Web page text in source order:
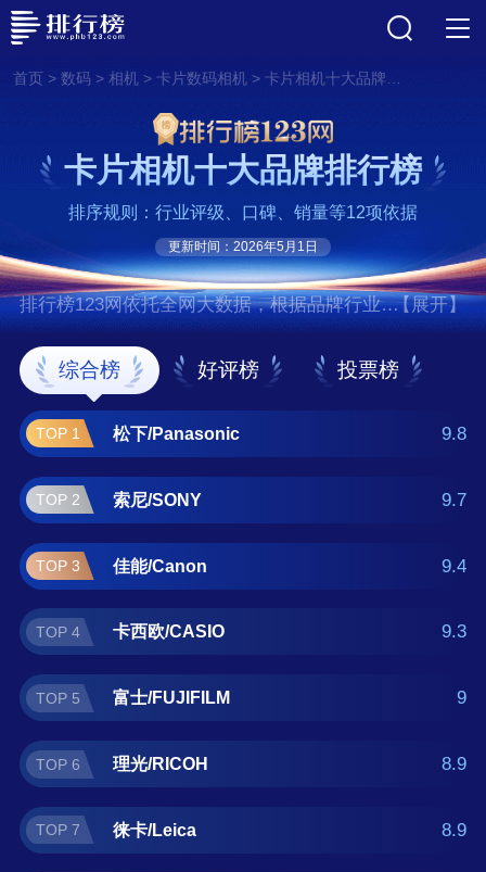
首页> 数码> 相机> 卡片数码相机> 卡片相机十大品牌排行榜
卡片相机十大品牌排行榜
排序规则：行业评级、口碑、销量等12项依据
更新时间：2026年5月1日
排行榜123网依托全网大数据，根据品牌行业评
级、口碑、销量等12项指标依据，评选出了卡
片相机十大品牌排行榜，前十名分别是松
下/Panasonic、索尼/SONY、佳能/Canon、卡
西欧/CASIO、富士/FUJIFILM、理光/RICOH、
徕卡/Leica、尼康/NIKON、松典/SONGDIAN、
哈苏/Hasselblad 。如果您正在查找卡片相机什
么牌子好？那么本卡片相机十大品牌榜单可供
您作为选购参考，我们致力于用最真实的数据
提供卡片相机品牌推荐，让您选得放心。(榜单
每月更新一次)
【展开】
综合榜 好评榜 投票榜
TOP 1 松下/Panasonic 9.8
TOP 2 索尼/SONY 9.7
TOP 3 佳能/Canon 9.4
TOP 4 卡西欧/CASIO 9.3
TOP 5 富士/FUJIFILM 9
TOP 6 理光/RICOH 8.9
TOP 7 徕卡/Leica 8.9